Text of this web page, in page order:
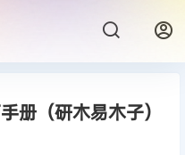
册（研木易木子）